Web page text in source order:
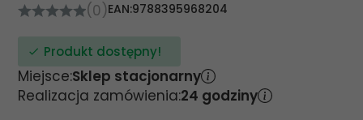
(0)EAN:9788395968204
Produkt dostępny!
Miejsce:Sklep stacjonarny
Realizacja zamówienia:24 godziny